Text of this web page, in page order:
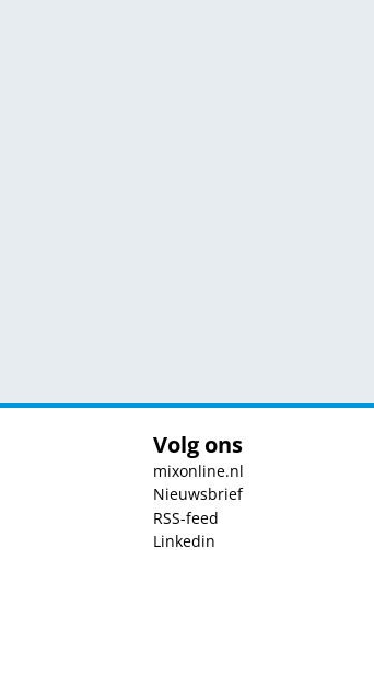
Volg ons
mixonline.nl
Nieuwsbrief
RSS-feed
Linkedin